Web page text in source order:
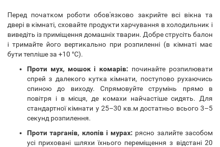
Перед початком роботи обов'язково закрийте всі вікна та
двері в кімнаті, сховайте продукти харчування в холодильник і
виведіть із приміщення домашніх тварин. Добре струсіть балон
і тримайте його вертикально при розпиленні (в кімнаті має
бути тепліше за +10 °C).
Проти мух, мошок і комарів: починайте розпилювати
спрей з далекого кутка кімнати, поступово рухаючись
спиною до виходу. Спрямовуйте струмінь прямо в
повітря і в місця, де комахи найчастіше сидять. Для
стандартної кімнати у 25–30 кв.м достатньо всього 3–5
секунд розпилення.
Проти тарганів, клопів і мурах: рясно залийте засобом
усі приховані шляхи їхнього переміщення з відстані 20